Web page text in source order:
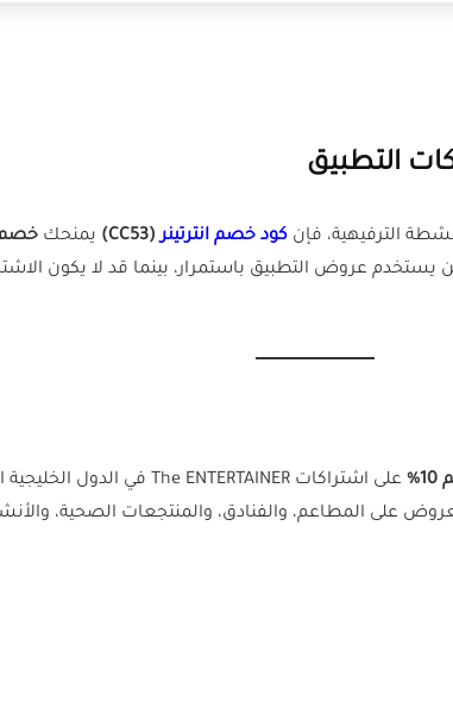
الترفيهية، فإن كود خصم انترتينر(CC53) يمنحك خصم
لمن يستخدم عروض التطبيق باستمرار، بينما قد لا يكون
على اشتراكات The ENTERTAINER في الدول الخليجية المؤهلة. ويُعد هذا الكود حصريًا من منصة
على المطاعم، والفنادق، والمنتجعات الصحية،